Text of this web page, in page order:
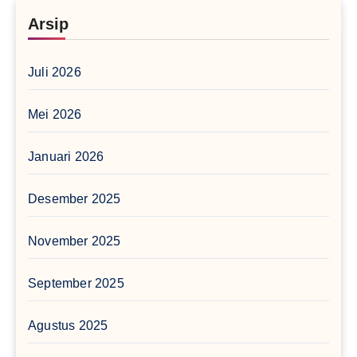
Arsip
Juli 2026
Mei 2026
Januari 2026
Desember 2025
November 2025
September 2025
Agustus 2025